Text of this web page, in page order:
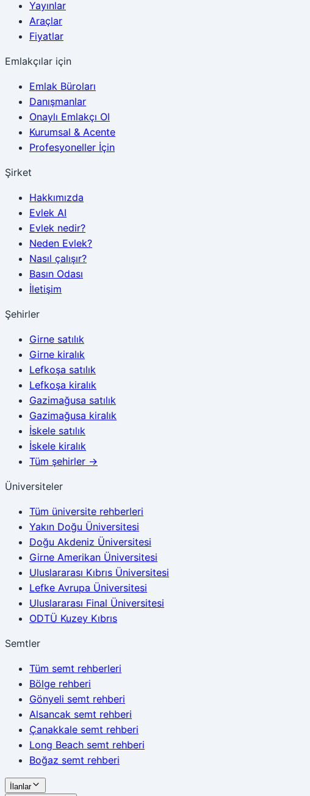
Yayınlar
Araçlar
Fiyatlar
Emlakçılar için
Emlak Büroları
Danışmanlar
Onaylı Emlakçı Ol
Kurumsal & Acente
Profesyoneller İçin
Şirket
Hakkımızda
Evlek AI
Evlek nedir?
Neden Evlek?
Nasıl çalışır?
Basın Odası
İletişim
Şehirler
Girne satılık
Girne kiralık
Lefkoşa satılık
Lefkoşa kiralık
Gazimağusa satılık
Gazimağusa kiralık
İskele satılık
İskele kiralık
Tüm şehirler →
Üniversiteler
Tüm üniversite rehberleri
Yakın Doğu Üniversitesi
Doğu Akdeniz Üniversitesi
Girne Amerikan Üniversitesi
Uluslararası Kıbrıs Üniversitesi
Lefke Avrupa Üniversitesi
Uluslararası Final Üniversitesi
ODTÜ Kuzey Kıbrıs
Semtler
Tüm semt rehberleri
Bölge rehberi
Gönyeli semt rehberi
Alsancak semt rehberi
Çanakkale semt rehberi
Long Beach semt rehberi
Boğaz semt rehberi
İlanlar